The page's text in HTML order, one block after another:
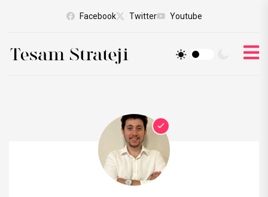
Facebook Twitter Youtube